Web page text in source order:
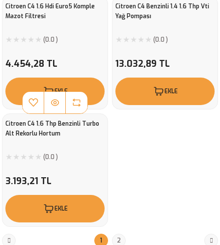
Citroen C4 1.6 Hdi Euro5 Komple
Mazot Filtresi
(0.0 )
4.454,28 TL
EKLE
Citroen C4 Benzinli 1.4 1.6 Thp Vti
Yağ Pompası
(0.0 )
13.032,89 TL
EKLE
Citroen C4 1.6 Thp Benzinli Turbo
Alt Rekorlu Hortum
(0.0 )
3.193,21 TL
EKLE
1 2